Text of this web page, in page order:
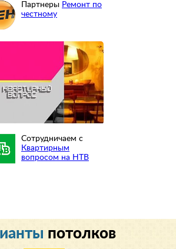
Партнеры Ремонт по
честному
Сотрудничаем с
Квартирным
вопросом на НТВ
потолков